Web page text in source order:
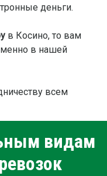
деньги.
в Косино, то вам
в нашей
всем
видам